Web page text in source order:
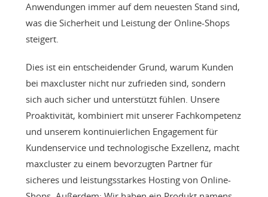
Anwendungen immer auf dem neuesten Stand sind,
was die Sicherheit und Leistung der Online-Shops
steigert.
Dies ist ein entscheidender Grund, warum Kunden
bei maxcluster nicht nur zufrieden sind, sondern
sich auch sicher und unterstützt fühlen. Unsere
Proaktivität, kombiniert mit unserer Fachkompetenz
und unserem kontinuierlichen Engagement für
Kundenservice und technologische Exzellenz, macht
maxcluster zu einem bevorzugten Partner für
sicheres und leistungsstarkes Hosting von Online-